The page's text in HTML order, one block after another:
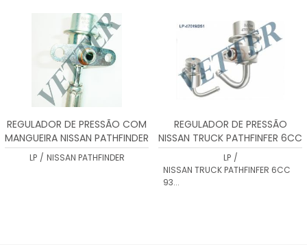
REGULADOR DE PRESSÃO COM
MANGUEIRA NISSAN PATHFINDER
LP47064322
LP / NISSAN PATHFINDER
REGULADOR DE PRESSÃO
NISSAN TRUCK PATHFINFER 6CC
93...
LP /
NISSAN TRUCK PATHFINFER 6CC
93...